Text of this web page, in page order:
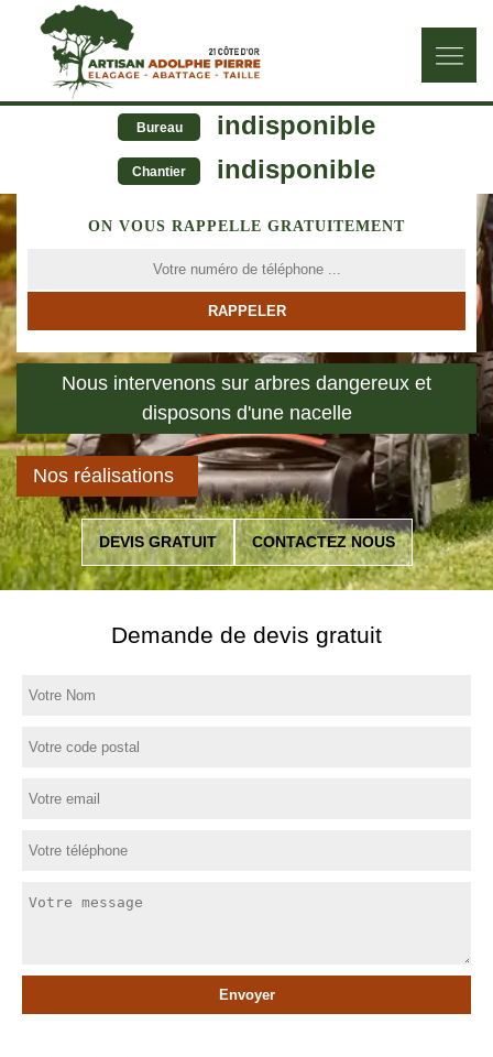
Bureau indisponible
Chantier indisponible
ON VOUS RAPPELLE GRATUITEMENT
Nous intervenons sur arbres dangereux et
disposons d'une nacelle
Nos réalisations
DEVIS GRATUIT CONTACTEZ NOUS
Demande de devis gratuit